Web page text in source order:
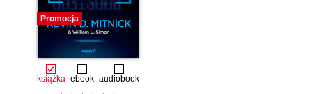
Promocja
książka ebook audiobook